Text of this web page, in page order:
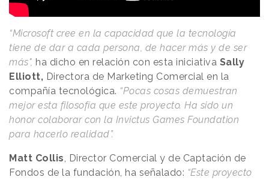
“Microsoft cree en la capacidad que la tecnología
tiene de dar a cada persona, de hacer más y de ser
más", ha dicho en relación con esta iniciativa Sally
Elliott, Directora de Marketing Comercial en la
compañía tecnológica. “Pocas cosas demuestran
mejor esta filosofía que este proyecto. Ha sido un
honor colaborar con la Invictus Games Foundation
para hacerlo realidad”.
Matt Collis, Director Comercial y de Captación de
Fondos de la fundación, ha señalado: “Este proyecto